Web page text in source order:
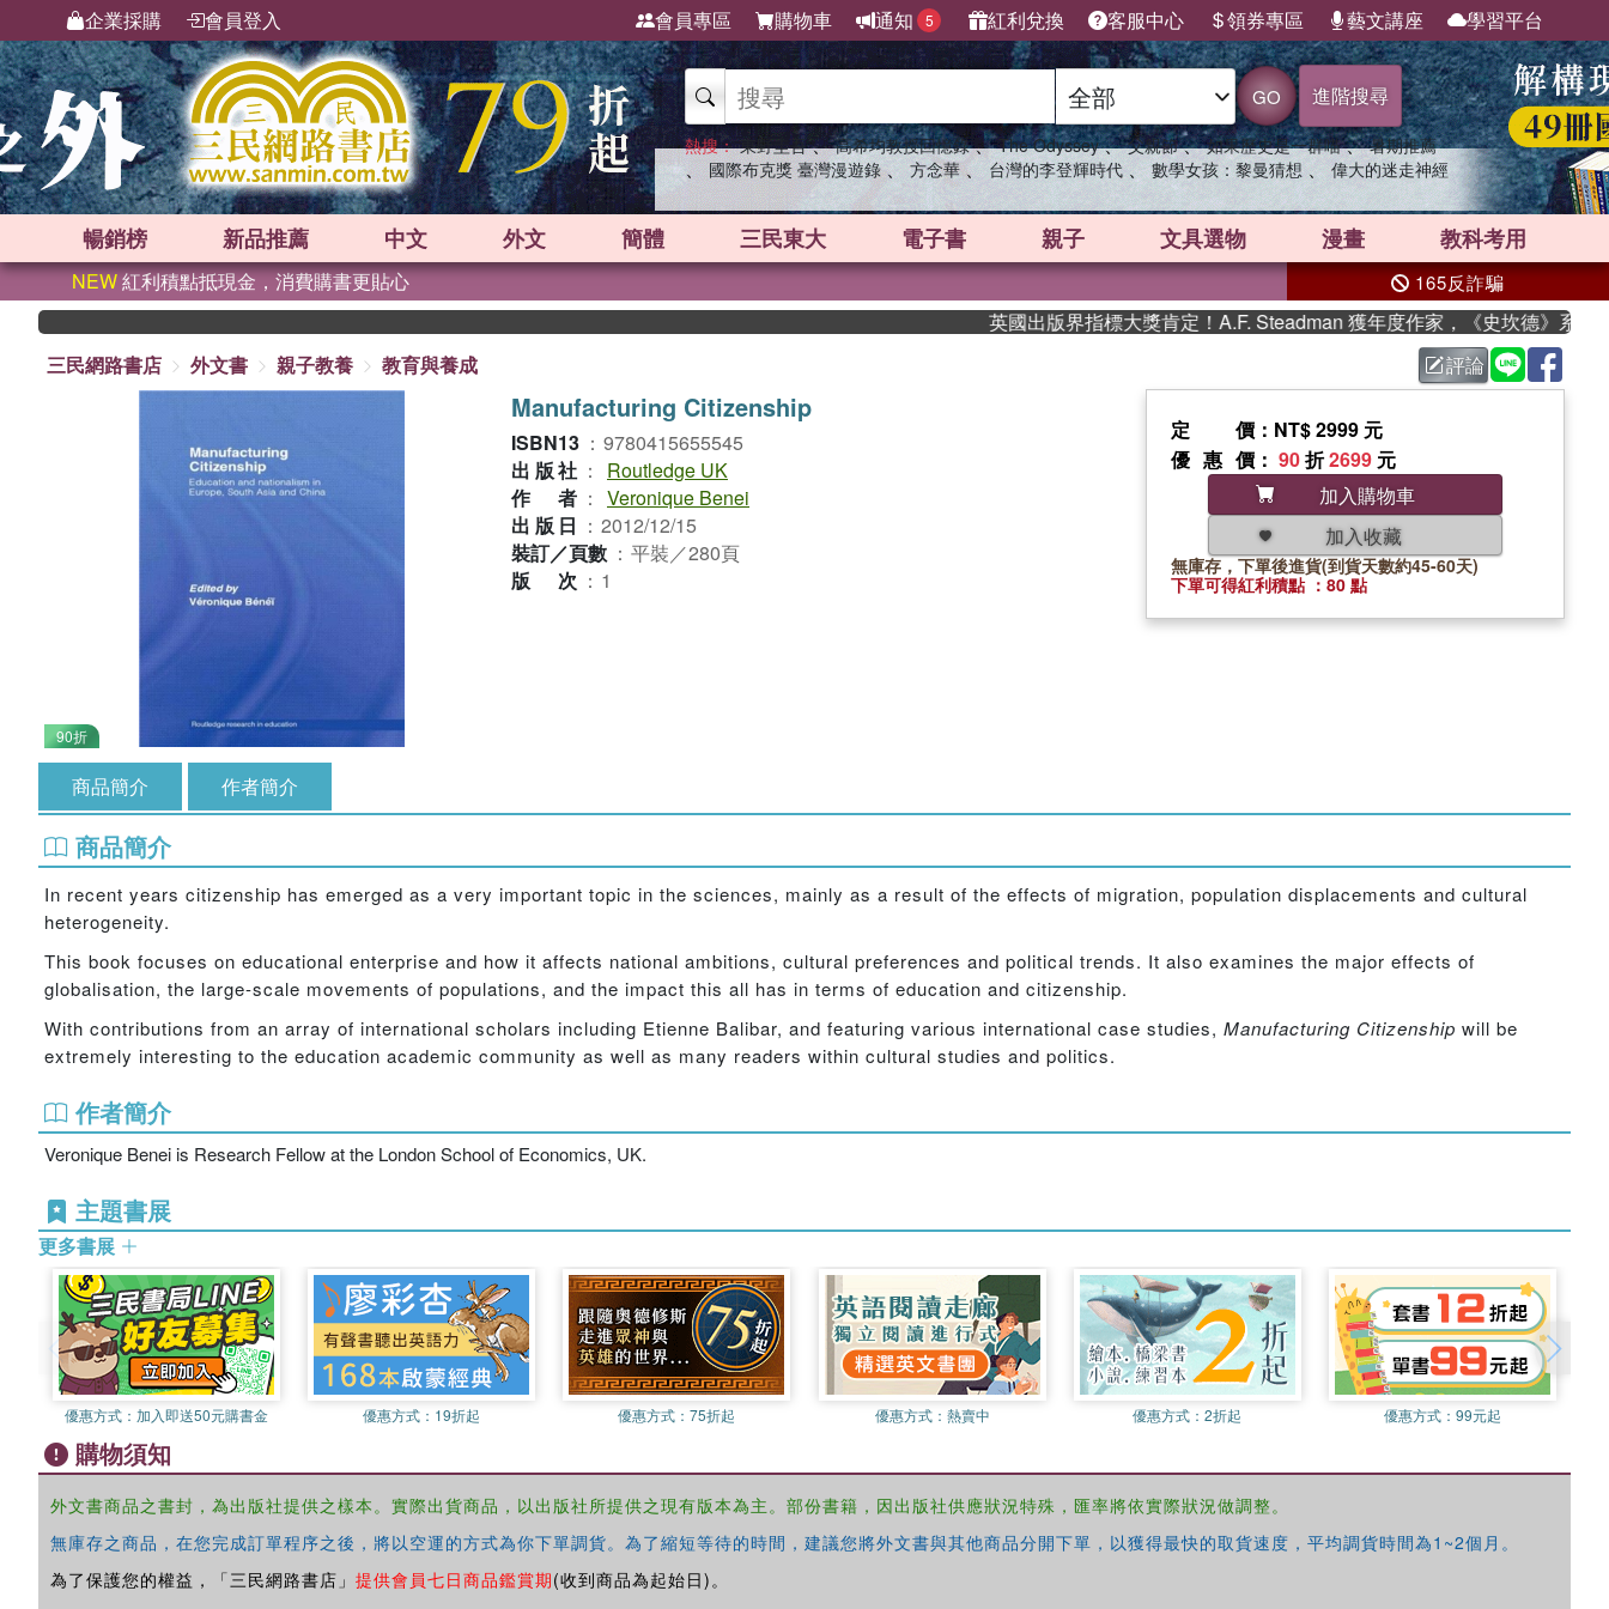
企業採購 會員登入 會員專區 購物車 通知 5 紅利兌換 客服中心 領券專區 藝文講座 學習平台
GO 進階搜尋
熱搜： 東野圭吾 、 高希均教授回憶錄 、 The Odyssey 、 父親節 、 如果歷史是一群喵 、 暑期推薦
、 國際布克獎 臺灣漫遊錄 、 方念華 、 台灣的李登輝時代 、 數學女孩：黎曼猜想 、 偉大的迷走神經
暢銷榜 新品推薦 中文 外文 簡體 三民東大 電子書 親子 文具選物 漫畫 教科考用
NEW紅利積點抵現金，消費購書更貼心 165反詐騙
英國出版界指標大獎肯定！A.F. Steadman 獲年度作家，《史坎德》系列帶你
三民網路書店
外文書 親子教養 教育與養成 評論
90折
Manufacturing Citizenship
ISBN13 ： 9780415655545
出版社 ：
Routledge UK
作者 ： Veronique Benei
出版日 ： 2012/12/15
裝訂／頁數 ： 平裝／280頁
版次 ： 1
定價 ：NT$ 2999 元
優惠價 ： 90折2699 元
加入購物車
加入收藏
無庫存，下單後進貨(到貨天數約45-60天)
下單可得紅利積點 ：80 點
商品簡介 作者簡介
商品簡介
In recent years citizenship has emerged as a very important topic in the sciences, mainly as a result of the effects of migration, population displacements and cultural
heterogeneity.
This book focuses on educational enterprise and how it affects national ambitions, cultural preferences and political trends. It also examines the major effects of
globalisation, the large-scale movements of populations, and the impact this all has in terms of education and citizenship.
With contributions from an array of international scholars including Etienne Balibar, and featuring various international case studies, Manufacturing Citizenship will be
extremely interesting to the education academic community as well as many readers within cultural studies and politics.
作者簡介
Veronique Benei is Research Fellow at the London School of Economics, UK.
主題書展
更多書展
優惠方式： 加入即送50元購書金 優惠方式： 19折起 優惠方式：75折起 優惠方式： 熱賣中 優惠方式：2折起 優惠方式：99元起
購物須知
外文書商品之書封，為出版社提供之樣本。實際出貨商品，以出版社所提供之現有版本為主。部份書籍，因出版社供應狀況特殊，匯率將依實際狀況做調整。
無庫存之商品，在您完成訂單程序之後，將以空運的方式為你下單調貨。為了縮短等待的時間，建議您將外文書與其他商品分開下單，以獲得最快的取貨速度，平均調貨時間為1~2個月。
為了保護您的權益，「三民網路書店」 提供會員七日商品鑑賞期(收到商品為起始日)。